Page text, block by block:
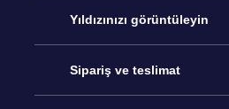
İletişim
Blogu
Çevrimiçi Yıldız Hediyesi
OSR Hediye Paketi
Yıldızınızı görüntüleyin
Star Register
Sipariş ve teslimat